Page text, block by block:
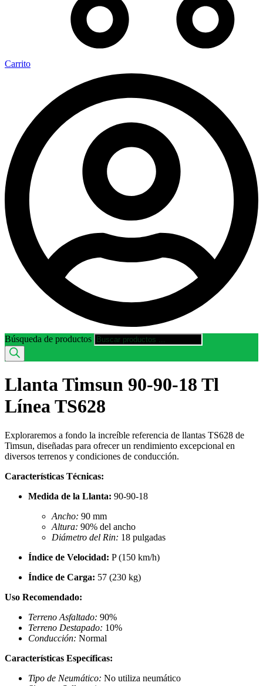
Carrito
Búsqueda de productos
Llanta Timsun 90-90-18 Tl
Línea TS628
Exploraremos a fondo la increíble referencia de llantas TS628 de
Timsun, diseñadas para ofrecer un rendimiento excepcional en
diversos terrenos y condiciones de conducción.
Características Técnicas:
Medida de la Llanta: 90-90-18
Ancho: 90 mm
Altura: 90% del ancho
Diámetro del Rin: 18 pulgadas
Índice de Velocidad: P (150 km/h)
Índice de Carga: 57 (230 kg)
Uso Recomendado:
Terreno Asfaltado: 90%
Terreno Destapado: 10%
Conducción: Normal
Características Específicas:
Tipo de Neumático: No utiliza neumático